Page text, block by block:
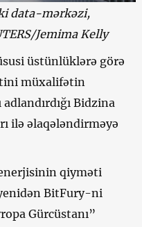
data-mərkəzi,
Jemima Kelly
üstünlüklərə görə
müxalifətin
Bidzina
ilə əlaqələndirməyə
qiyməti
BitFury-ni
Gürcüstanı”